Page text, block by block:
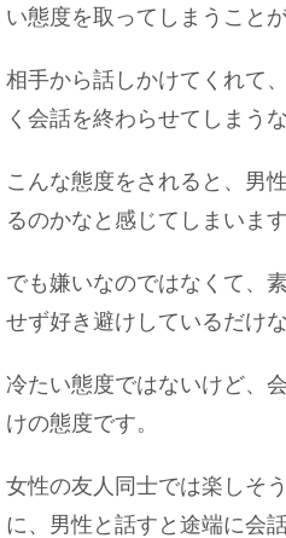
い態度を取ってしまうこと
相手から話しかけてくれて
く会話を終わらせてしまう
こんな態度をされると、男
るのかなと感じてしまいます
でも嫌いなのではなくて、
せず好き避けしているだけな
冷たい態度ではないけど、
けの態度です。
女性の友人同士では楽しそ
に、男性と話すと途端に会